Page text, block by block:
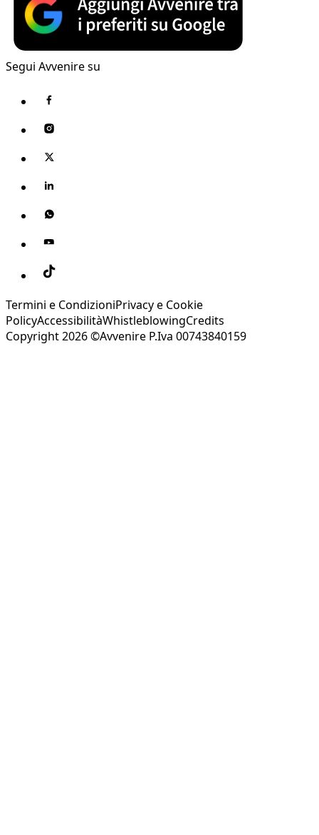
Segui Avvenire su
Termini e CondizioniPrivacy e Cookie
PolicyAccessibilitàWhistleblowingCredits
Copyright 2026 ©Avvenire P.Iva 00743840159